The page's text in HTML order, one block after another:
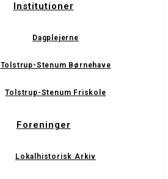
Institutioner
Dagplejerne
Tolstrup-Stenum Børnehave
Tolstrup-Stenum Friskole
Foreninger
Lokalhistorisk Arkiv